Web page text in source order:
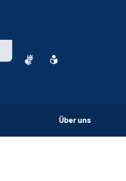
Über uns